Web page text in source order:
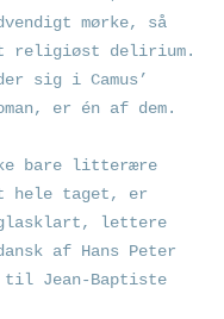
mørke, så
religiøst delirium.
sig i Camus’
er én af dem.
bare litterære
hele taget, er
lettere
af Hans Peter
til Jean-Baptiste